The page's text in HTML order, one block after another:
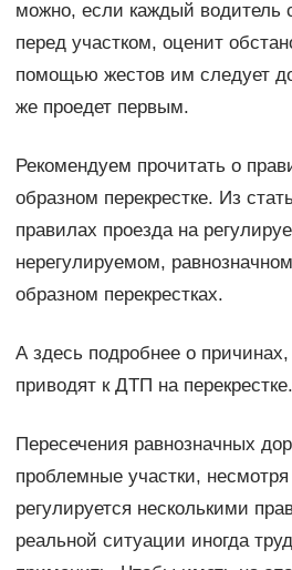
можно, если каждый водитель
перед участком, оценит
помощью жестов им следует
же проедет первым.
Рекомендуем прочитать о
образном перекрестке. Из
правилах проезда на
нерегулируемом,
образном перекрестках.
А здесь подробнее о
приводят к ДТП на перекрестке.
Пересечения равнозначных
проблемные участки,
регулируется несколькими
реальной ситуации иногда